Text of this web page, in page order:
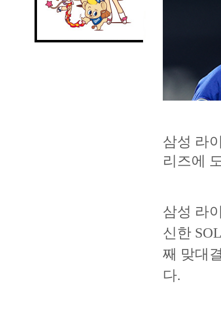
삼성 라
리즈에
삼성 라
신한
째 맞대
다.